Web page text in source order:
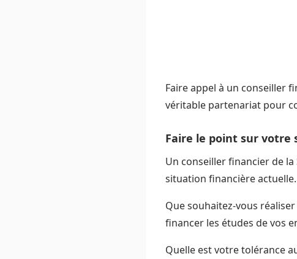
Faire appel à un conseiller
véritable partenariat pour
Faire le point sur
Un conseiller financier de
situation financière
Que souhaitez-vous
financer les études de vos
Quelle est votre tolérance